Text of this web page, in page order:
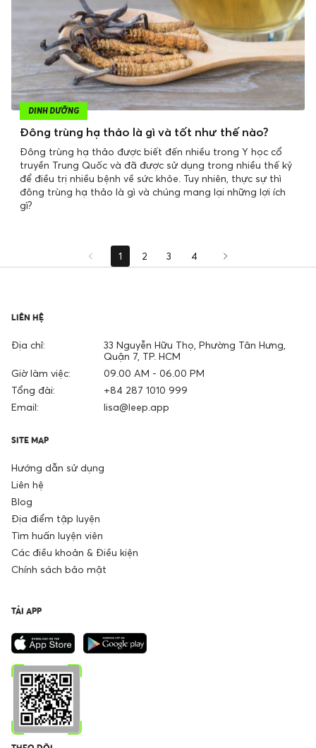
DINH DƯỠNG
Đông trùng hạ thảo là gì và tốt như thế nào?
Đông trùng hạ thảo được biết đến nhiều trong Y học cổ
truyền Trung Quốc và đã được sử dụng trong nhiều thế kỷ
để điều trị nhiều bệnh về sức khỏe. Tuy nhiên, thực sự thì
đông trùng hạ thảo là gì và chúng mang lại những lợi ích
gì?
1 2 3 4
LIÊN HỆ
Địa chỉ:
33 Nguyễn Hữu Thọ, Phường Tân Hưng,
Quận 7, TP. HCM
Giờ làm việc:
09.00 AM - 06.00 PM
Tổng đài:
+84 287 1010 999
Email:
lisa@leep.app
SITE MAP
Hướng dẫn sử dụng
Liên hệ
Blog
Địa điểm tập luyện
Tìm huấn luyện viên
Các điều khoản & Điều kiện
Chính sách bảo mật
TẢI APP